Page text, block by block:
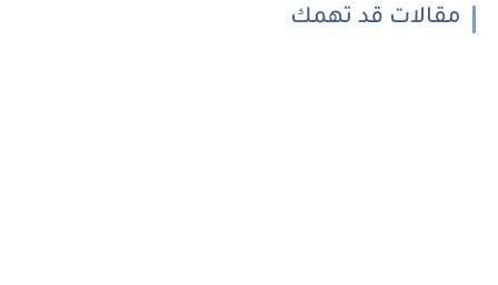
مقالات قد تهمك